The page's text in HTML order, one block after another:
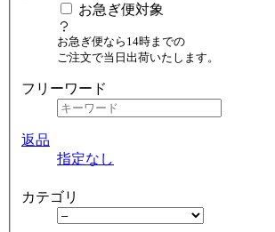
お急ぎ便対象
お急ぎ便なら14時までの
ご注文で当日出荷いたします。
フリーワード
返品
指定なし
カテゴリ